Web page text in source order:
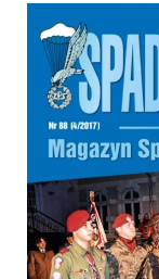
Informacja o